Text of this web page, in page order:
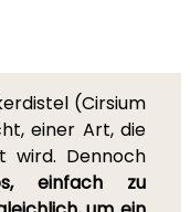
(Cirsium
einer Art, die
wird. Dennoch
einfach zu